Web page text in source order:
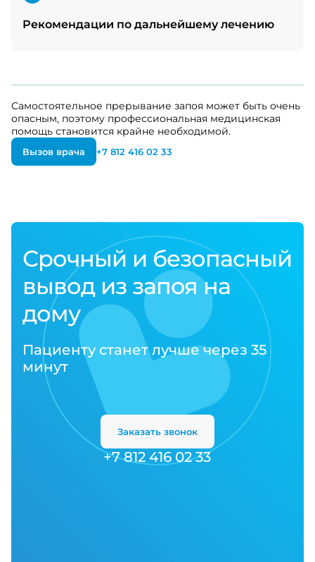
Рекомендации по дальнейшему лечению
Самостоятельное прерывание запоя может быть очень
опасным, поэтому профессиональная медицинская
помощь становится крайне необходимой.
Вызов врача +7 812 416 02 33
Срочный и безопасный
вывод из запоя на
дому
Пациенту станет лучше через 35
минут
Заказать звонок
+7 812 416 02 33